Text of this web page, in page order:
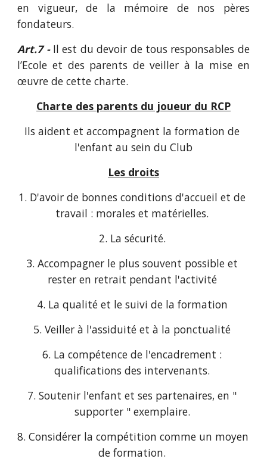
en vigueur, de la mémoire de nos pères
fondateurs.
Art.7 -Il est du devoir de tous responsables de
l’Ecole et des parents de veiller à la mise en
œuvre de cette charte.
Charte des parents du joueur du RCP
Ils aident et accompagnent la formation de
l'enfant au sein du Club
Les droits
1. D'avoir de bonnes conditions d'accueil et de
travail : morales et matérielles.
2. La sécurité.
3. Accompagner le plus souvent possible et
rester en retrait pendant l'activité
4. La qualité et le suivi de la formation
5. Veiller à l'assiduité et à la ponctualité
6. La compétence de l'encadrement :
qualifications des intervenants.
7. Soutenir l'enfant et ses partenaires, en "
supporter " exemplaire.
8. Considérer la compétition comme un moyen
de formation.